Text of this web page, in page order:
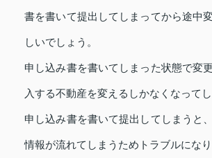
書を書いて提出してしまってから途中
しいでしょう。
申し込み書を書いてしまった状態で変
入する不動産を変えるしかなくなってし
申し込み書を書いて提出してしまうと
情報が流れてしまうためトラブルになり